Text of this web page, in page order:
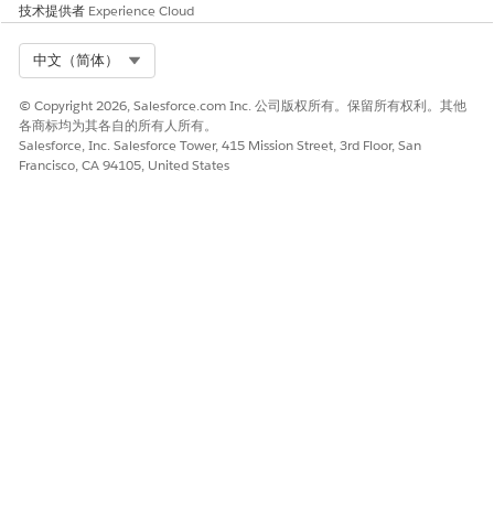
请与我们共享您的想法，以便我们进行改进！
是 否
技术提供者 Experience Cloud
中文（简体）
© Copyright 2026, Salesforce.com Inc. 公司版权所有。保留所有权利。其他
各商标均为其各自的所有人所有。
Salesforce, Inc. Salesforce Tower, 415 Mission Street, 3rd Floor, San
Francisco, CA 94105, United States